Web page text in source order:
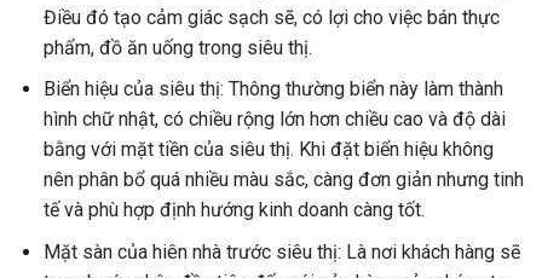
Điều đó tạo cảm giác sạch sẽ, có lợi cho việc bán thực
phẩm, đồ ăn uống trong siêu thị.
Biển hiệu của siêu thị: Thông thường biển này làm thành
hình chữ nhật, có chiều rộng lớn hơn chiều cao và độ dài
bằng với mặt tiền của siêu thị. Khi đặt biển hiệu không
nên phân bổ quá nhiều màu sắc, càng đơn giản nhưng tinh
tế và phù hợp định hướng kinh doanh càng tốt.
Mặt sàn của hiên nhà trước siêu thị: Là nơi khách hàng sẽ